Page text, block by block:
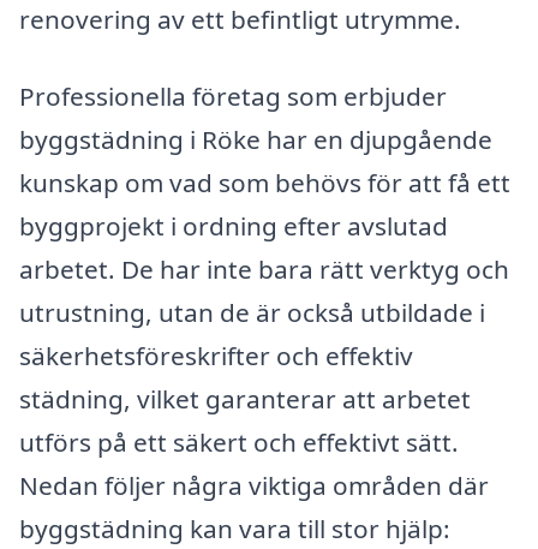
renovering av ett befintligt utrymme.
Professionella företag som erbjuder
byggstädning i Röke har en djupgående
kunskap om vad som behövs för att få ett
byggprojekt i ordning efter avslutad
arbetet. De har inte bara rätt verktyg och
utrustning, utan de är också utbildade i
säkerhetsföreskrifter och effektiv
städning, vilket garanterar att arbetet
utförs på ett säkert och effektivt sätt.
Nedan följer några viktiga områden där
byggstädning kan vara till stor hjälp: